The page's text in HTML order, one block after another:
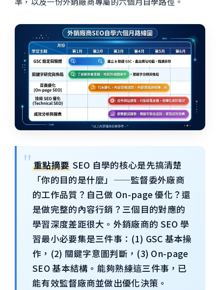
重點摘要 SEO 自學的核心是先搞清楚
「你的目的是什麼」——監督委外廠商
的工作品質？自己做 On-page 優化？還
是做完整的內容行銷？三個目的對應的
學習深度差距很大。外銷廠商的 SEO 學
習最小必要集是三件事：(1) GSC 基本操
作，(2) 關鍵字意圖判斷，(3) On-page
SEO 基本結構。能夠熟練這三件事，已
能有效監督廠商並做出優化決策。